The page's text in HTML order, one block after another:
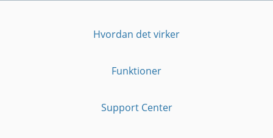
Hvordan det virker
Funktioner
Support Center